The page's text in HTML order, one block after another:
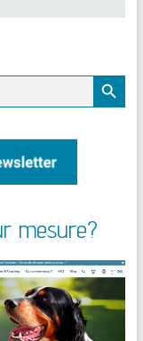
Search Button
mesure?